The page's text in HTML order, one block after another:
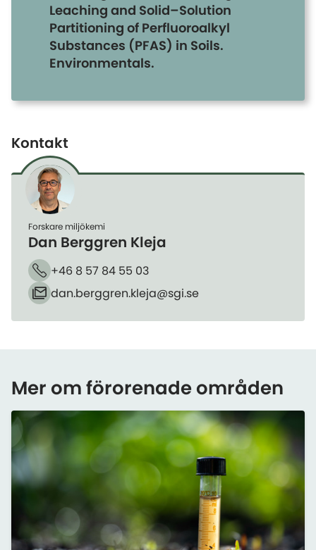
Leaching and Solid–Solution
Partitioning of Perfluoroalkyl
Substances (PFAS) in Soils.
Environmentals.
Kontakt
Forskare miljökemi
Dan Berggren Kleja
Telefon
+46 8 57 84 55 03
E-post
dan.berggren.kleja​@sgi.se
Mer om förorenade områden